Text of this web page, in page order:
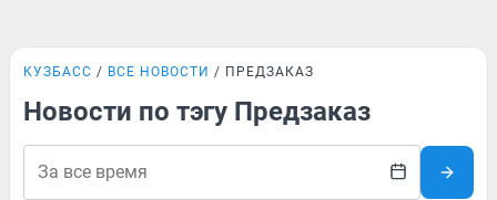
КУЗБАСС ВСЕ НОВОСТИ ПРЕДЗАКАЗ
Новости по тэгу Предзаказ